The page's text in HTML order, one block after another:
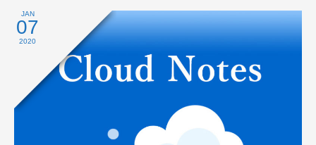
プライバシーポリシー 解説
JAN
07
2020